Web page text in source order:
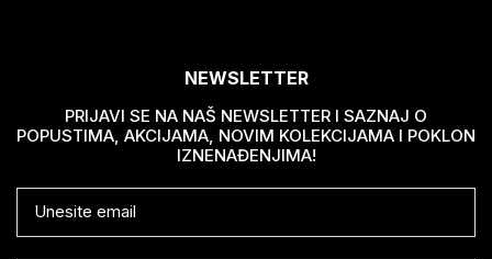
NEWSLETTER
PRIJAVI SE NA NAŠ NEWSLETTER I SAZNAJ O
POPUSTIMA, AKCIJAMA, NOVIM KOLEKCIJAMA I POKLON
IZNENAĐENJIMA!